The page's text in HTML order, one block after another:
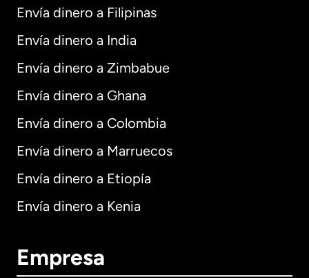
Envía dinero a Filipinas
Envía dinero a India
Envía dinero a Zimbabue
Envía dinero a Ghana
Envía dinero a Colombia
Envía dinero a Marruecos
Envía dinero a Etiopía
Envía dinero a Kenia
Empresa